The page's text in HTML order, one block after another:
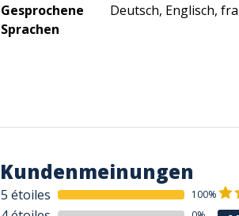
Gesprochene
Sprachen
Deutsch, Englisch,
Kundenmeinungen
5 étoiles 100%